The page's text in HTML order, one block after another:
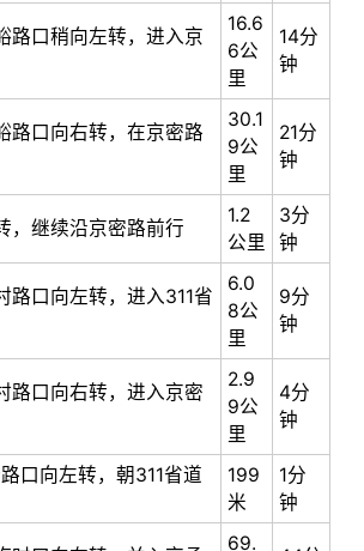
路口稍向左转，进入京
16.6
6公
里
14分
钟
路口向右转，在京密路
30.1
9公
里
21分
钟
，继续沿京密路前行
1.2
公里
3分
钟
路口向左转，进入311省
6.0
8公
里
9分
钟
路口向右转，进入京密
2.9
9公
里
4分
钟
口向左转，朝311省道
199
米
1分
钟
69.